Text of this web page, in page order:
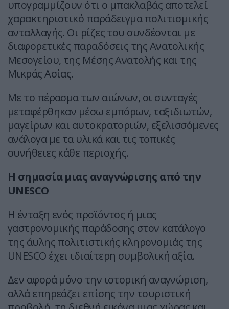
υπογραμμίζουν ότι ο μπακλαβάς αποτελεί
χαρακτηριστικό παράδειγμα πολιτισμικής
ανταλλαγής. Οι ρίζες του συνδέονται με
διαφορετικές παραδόσεις της Ανατολικής
Μεσογείου, της Μέσης Ανατολής και της
Μικράς Ασίας.
Με το πέρασμα των αιώνων, οι συνταγές
μεταφέρθηκαν μέσω εμπόρων, ταξιδιωτών,
μαγείρων και αυτοκρατοριών, εξελισσόμενες
ανάλογα με τα υλικά και τις τοπικές
συνήθειες κάθε περιοχής.
Η σημασία μιας αναγνώρισης από την
UNESCO
Η ένταξη ενός προϊόντος ή μιας
γαστρονομικής παράδοσης στον κατάλογο
της άυλης πολιτιστικής κληρονομιάς της
UNESCO έχει ιδιαίτερη συμβολική αξία.
Δεν αφορά μόνο την ιστορική αναγνώριση,
αλλά επηρεάζει επίσης την τουριστική